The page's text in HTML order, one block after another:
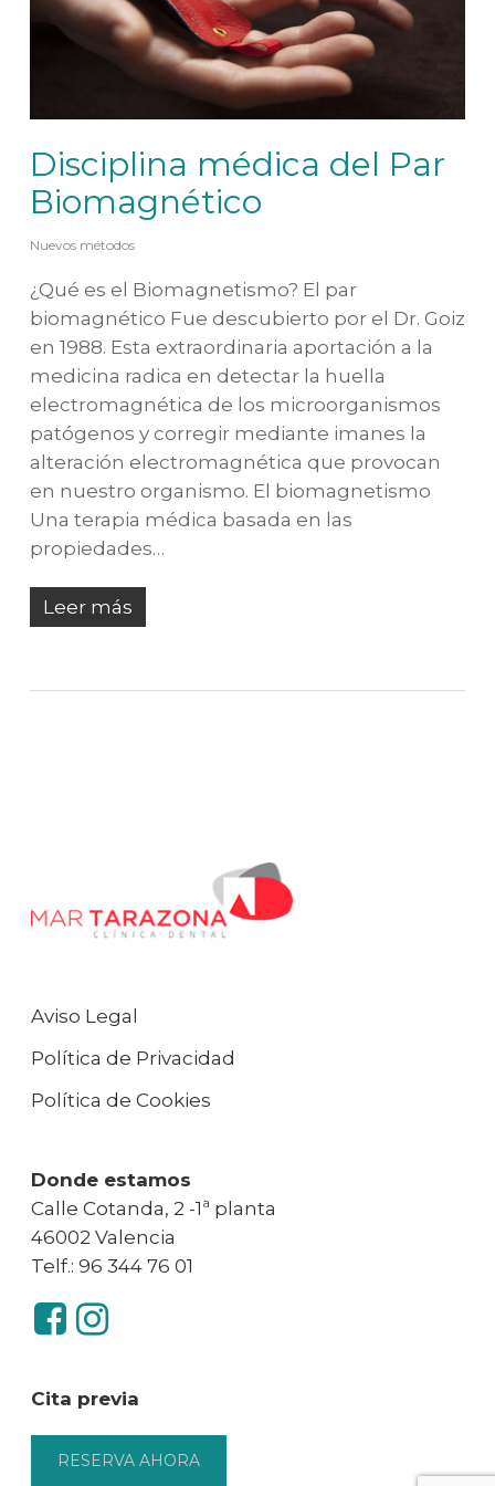
Disciplina médica del Par
Biomagnético
Nuevos métodos
¿Qué es el Biomagnetismo? El par
biomagnético Fue descubierto por el Dr. Goiz
en 1988. Esta extraordinaria aportación a la
medicina radica en detectar la huella
electromagnética de los microorganismos
patógenos y corregir mediante imanes la
alteración electromagnética que provocan
en nuestro organismo. El biomagnetismo
Una terapia médica basada en las
propiedades…
Leer más
Aviso Legal
Política de Privacidad
Política de Cookies
Donde estamos
Calle Cotanda, 2 -1ª planta
46002 Valencia
Telf.: 96 344 76 01
Cita previa
RESERVA AHORA